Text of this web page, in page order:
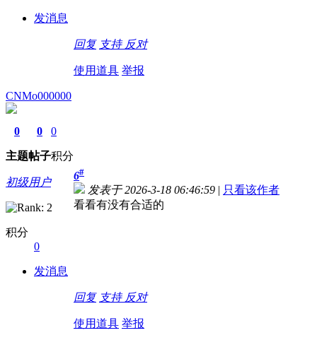
发消息
回复 支持 反对
使用道具 举报
CNMo000000
0
主题
0
帖子
0
积分
初级用户
积分
0
发消息
6#
发表于 2026-3-18 06:46:59 | 只看该作者
看看有没有合适的
回复 支持 反对
使用道具 举报